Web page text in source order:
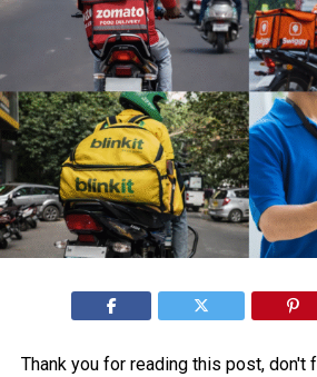
Thank you for reading this post,